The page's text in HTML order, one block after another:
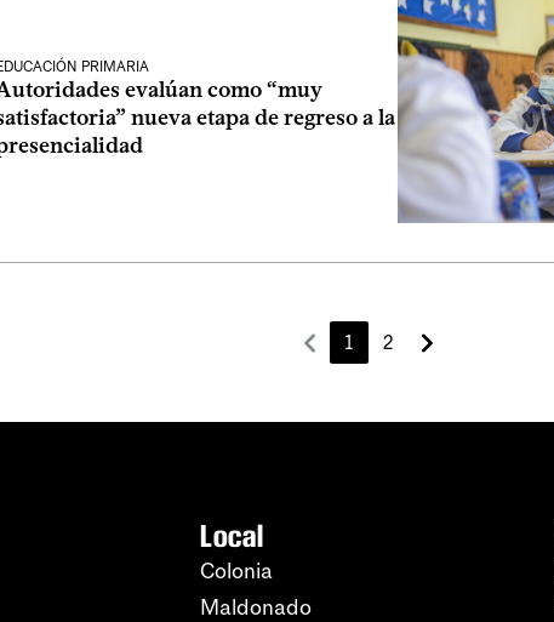
PRIMARIA
evalúan como “muy
nueva etapa de regreso a la
1 2
Local
Colonia
Maldonado